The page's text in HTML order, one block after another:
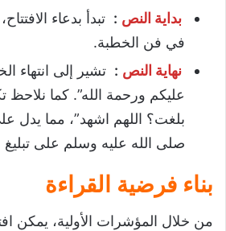
بداية النص : تبدأ بدعاء
في فن الخطبة.
نهاية النص : تشير إلى انتهاء
عليكم ورحمة الله”. كما نلاحظ
بلغت؟ اللهم اشهد”، مما يدل
صلى الله عليه وسلم على تبليغ
بناء فرضية القراءة
من خلال المؤشرات الأولية، يمكن